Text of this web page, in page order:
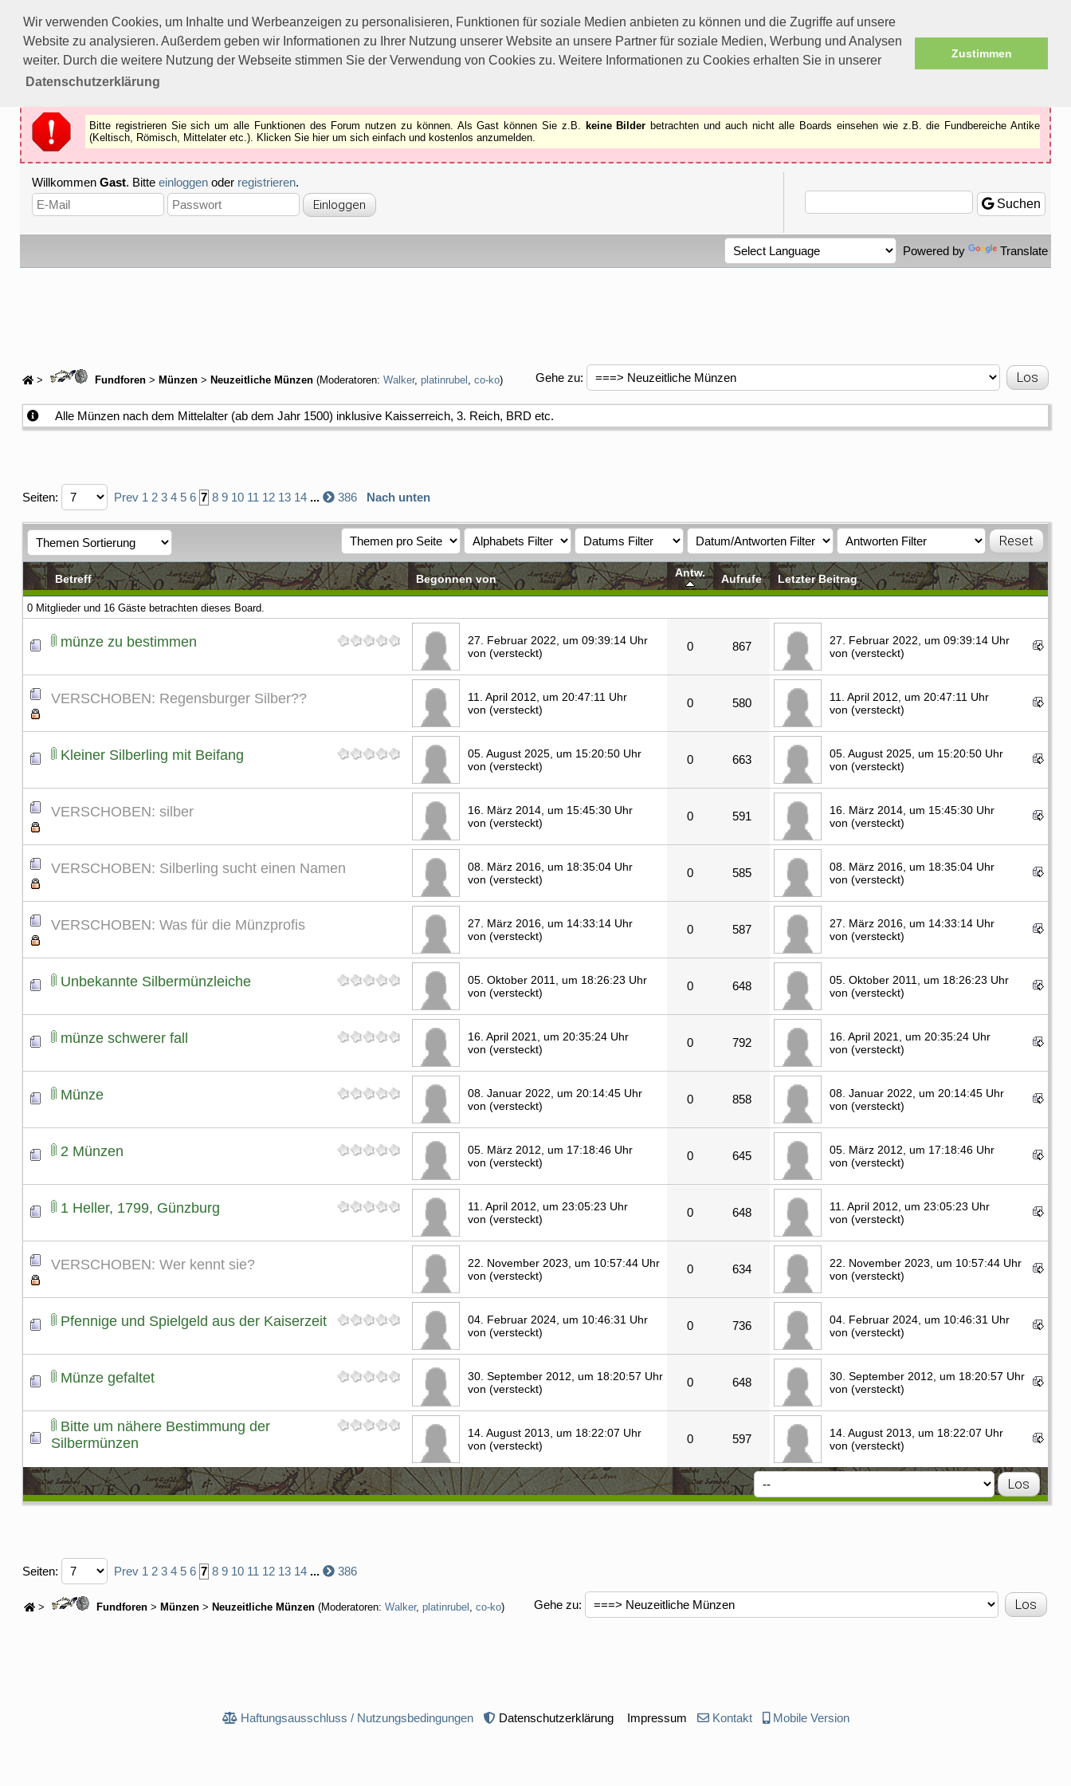
Wir verwenden Cookies, um Inhalte und Werbeanzeigen zu personalisieren, Funktionen für soziale Medien anbieten zu können und die Zugriffe auf unsere
Website zu analysieren. Außerdem geben wir Informationen zu Ihrer Nutzung unserer Website an unsere Partner für soziale Medien, Werbung und Analysen
weiter. Durch die weitere Nutzung der Webseite stimmen Sie der Verwendung von Cookies zu. Weitere Informationen zu Cookies erhalten Sie in unserer
Datenschutzerklärung
Zustimmen
Bitte registrieren Sie sich um alle Funktionen des Forums nutzen zu können.
Als Gast können Sie z.B.keine Bilderbetrachten.
Registrieren
Schliessen
Bitte registrieren Sie sich um alle Funktionen des Forum nutzen zu können. Als Gast können Sie z.B. keine Bilder betrachten und auch nicht alle Boards einsehen wie z.B. die Fundbereiche Antike
(Keltisch, Römisch, Mittelater etc.). Klicken Sie hier um sich einfach und kostenlos anzumelden.
Willkommen Gast. Bitte einloggen oder registrieren.
Suchen
Powered by Translate
> Fundforen > Münzen > Neuzeitliche Münzen (Moderatoren: Walker, platinrubel , co-ko) Gehe zu:
Alle Münzen nach dem Mittelalter (ab dem Jahr 1500) inklusive Kaisserreich, 3. Reich, BRD etc.
Seiten: Prev 1 2 3 4 5 6 7 8 9 10 11 12 13 14 ... 386 Nach unten
Betreff Begonnen von
Antw.
Aufrufe Letzter Beitrag
0 Mitglieder und 16 Gäste betrachten dieses Board.
münze zu bestimmen
27. Februar 2022, um 09:39:14 Uhr
von (versteckt)
0 867
27. Februar 2022, um 09:39:14 Uhr
von (versteckt)
VERSCHOBEN: Regensburger Silber??
11. April 2012, um 20:47:11 Uhr
von (versteckt)
0 580
11. April 2012, um 20:47:11 Uhr
von (versteckt)
Kleiner Silberling mit Beifang
05. August 2025, um 15:20:50 Uhr
von (versteckt)
0 663
05. August 2025, um 15:20:50 Uhr
von (versteckt)
VERSCHOBEN: silber
16. März 2014, um 15:45:30 Uhr
von (versteckt)
0 591
16. März 2014, um 15:45:30 Uhr
von (versteckt)
VERSCHOBEN: Silberling sucht einen Namen
08. März 2016, um 18:35:04 Uhr
von (versteckt)
0 585
08. März 2016, um 18:35:04 Uhr
von (versteckt)
VERSCHOBEN: Was für die Münzprofis
27. März 2016, um 14:33:14 Uhr
von (versteckt)
0 587
27. März 2016, um 14:33:14 Uhr
von (versteckt)
Unbekannte Silbermünzleiche
05. Oktober 2011, um 18:26:23 Uhr
von (versteckt)
0 648
05. Oktober 2011, um 18:26:23 Uhr
von (versteckt)
münze schwerer fall
16. April 2021, um 20:35:24 Uhr
von (versteckt)
0 792
16. April 2021, um 20:35:24 Uhr
von (versteckt)
Münze
08. Januar 2022, um 20:14:45 Uhr
von (versteckt)
0 858
08. Januar 2022, um 20:14:45 Uhr
von (versteckt)
2 Münzen
05. März 2012, um 17:18:46 Uhr
von (versteckt)
0 645
05. März 2012, um 17:18:46 Uhr
von (versteckt)
1 Heller, 1799, Günzburg
11. April 2012, um 23:05:23 Uhr
von (versteckt)
0 648
11. April 2012, um 23:05:23 Uhr
von (versteckt)
VERSCHOBEN: Wer kennt sie?
22. November 2023, um 10:57:44 Uhr
von (versteckt)
0 634
22. November 2023, um 10:57:44 Uhr
von (versteckt)
Pfennige und Spielgeld aus der Kaiserzeit
04. Februar 2024, um 10:46:31 Uhr
von (versteckt)
0 736
04. Februar 2024, um 10:46:31 Uhr
von (versteckt)
Münze gefaltet
30. September 2012, um 18:20:57 Uhr
von (versteckt)
0 648
30. September 2012, um 18:20:57 Uhr
von (versteckt)
Bitte um nähere Bestimmung der
Silbermünzen
14. August 2013, um 18:22:07 Uhr
von (versteckt)
0 597
14. August 2013, um 18:22:07 Uhr
von (versteckt)
Seiten: Prev 1 2 3 4 5 6 7 8 9 10 11 12 13 14 ... 386
> Fundforen > Münzen > Neuzeitliche Münzen (Moderatoren: Walker, platinrubel , co-ko) Gehe zu:
Haftungsausschluss / Nutzungsbedingungen Datenschutzerklärung Impressum Kontakt Mobile Version